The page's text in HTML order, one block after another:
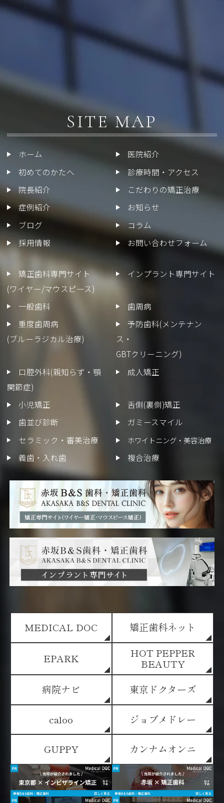
SITE MAP
ホーム
医院紹介
初めてのかたへ
診療時間・アクセス
院長紹介
こだわりの矯正治療
症例紹介
お知らせ
ブログ
コラム
採用情報
お問い合わせフォーム
矯正歯科専門サイト
(ワイヤー/マウスピース)
インプラント専門サイト
一般歯科
歯周病
重度歯周病
(ブルーラジカル治療)
予防歯科(メンテナン
ス・
GBTクリーニング)
口腔外科(親知らず・顎
関節症)
成人矯正
小児矯正
舌側(裏側)矯正
歯並び診断
ガミースマイル
セラミック・審美治療
ホワイトニング・美容治療
義歯・入れ歯 複合治療
MEDICAL DOC 矯正歯科ネット
EPARK
HOT PEPPER
BEAUTY
病院ナビ 東京ドクターズ
caloo ジョブメドレー
GUPPY カンナムオンニ